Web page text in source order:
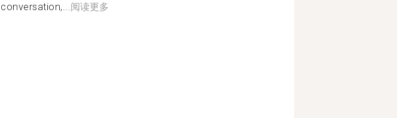
conversation,... 阅读更多